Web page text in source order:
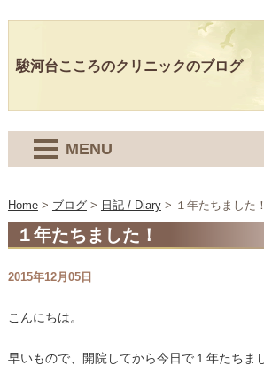
駿河台こころのクリニックのブログ
MENU
Home> ブログ> 日記 / Diary> １年たちました！
１年たちました！
2015年12月05日
こんにちは。
早いもので、開院してから今日で１年たちま